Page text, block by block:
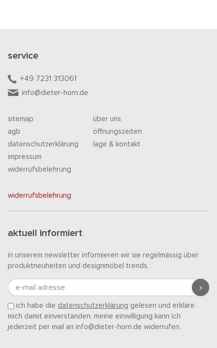
service
+49 7231 313061
info@dieter-horn.de
sitemap
agb
datenschutzerklärung
impressum
widerrufsbelehrung
über uns
öffnungszeiten
lage & kontakt
widerrufsbelehrung
aktuell informiert
in unserem newsletter informieren wir sie regelmässig über
produktneuheiten und designmöbel trends.
e-mail adresse
ich habe die datenschutzerklärung gelesen und erkläre
mich damit einverstanden. meine einwilligung kann ich
jederzeit per mail an info@dieter-horn.de widerrufen.